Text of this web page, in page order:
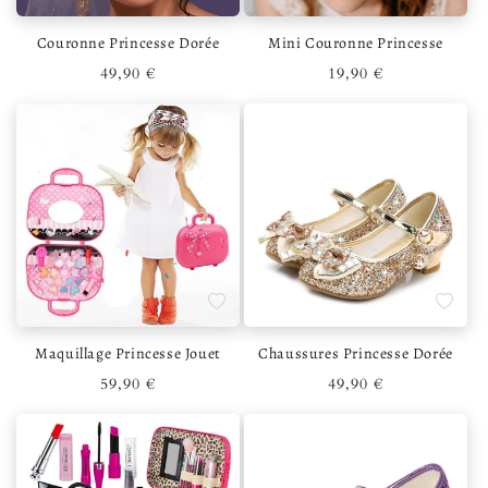
Couronne Princesse Dorée
Prix habituel
49,90 €
Mini Couronne Princesse
Prix habituel
19,90 €
Ajouter à la liste de souhaits
Maquillage Princesse Jouet
Prix habituel
59,90 €
Ajouter
Chaussures Princesse Dorée
Prix habituel
49,90 €